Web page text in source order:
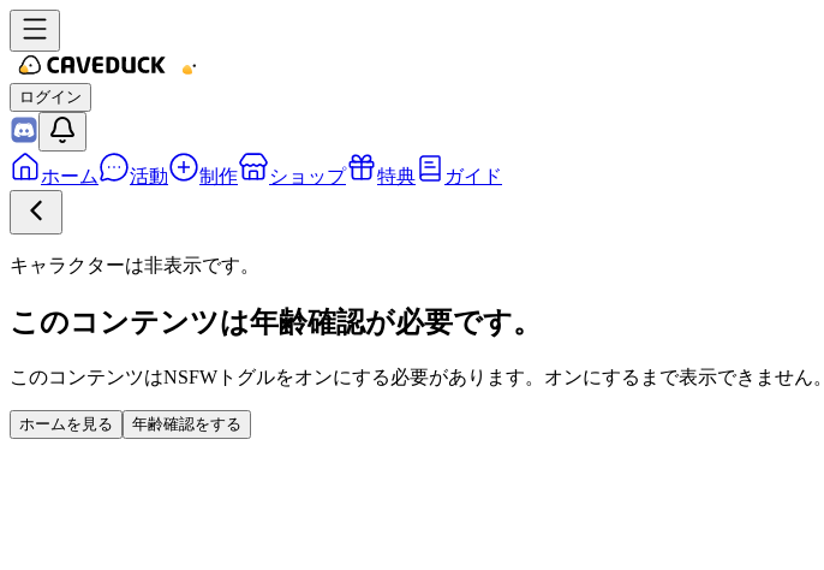
ログイン
ホーム 活動 制作 ショップ 特典 ガイド
キャラクターは非表示です。
このコンテンツは年齢確認が必要です。
このコンテンツはNSFWトグルをオンにする必要があります。オンにするまで表示できません。
ホームを見る 年齢確認をする